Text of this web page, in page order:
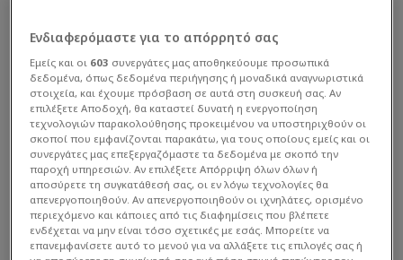
Σύμφωνα με τοπικά Μέσα και συγκεκριμένα
το "aelole.gr", ο Πάμπλο Γκαρσία φέρεται να
είναι ένας εκ των βασικών υποψηφίων για να
Ενδιαφερόμαστε για το απόρρητό σας
Εμείς και οι 603 συνεργάτες μας αποθηκεύουμε προσωπικά
δεδομένα, όπως δεδομένα περιήγησης ή μοναδικά αναγνωριστικά
στοιχεία, και έχουμε πρόσβαση σε αυτά στη συσκευή σας. Αν
επιλέξετε Αποδοχή, θα καταστεί δυνατή η ενεργοποίηση
τεχνολογιών παρακολούθησης προκειμένου να υποστηριχθούν οι
σκοποί που εμφανίζονται παρακάτω, για τους οποίους εμείς και οι
συνεργάτες μας επεξεργαζόμαστε τα δεδομένα με σκοπό την
παροχή υπηρεσιών. Αν επιλέξετε Απόρριψη όλων όλων ή
αποσύρετε τη συγκατάθεσή σας, οι εν λόγω τεχνολογίες θα
απενεργοποιηθούν. Αν απενεργοποιηθούν οι ιχνηλάτες, ορισμένο
περιεχόμενο και κάποιες από τις διαφημίσεις που βλέπετε
ενδέχεται να μην είναι τόσο σχετικές με εσάς. Μπορείτε να
επανεμφανίσετε αυτό το μενού για να αλλάξετε τις επιλογές σας ή